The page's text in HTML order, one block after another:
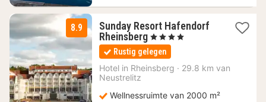
8.9
Sunday Resort Hafendorf
Rheinsberg 2
nachten
vanaf
99
, 4 Sterren
Rustig gelegen
Hotel in Rheinsberg · 29.8 km van
Neustrelitz
Wellnessruimte van 2000 m²